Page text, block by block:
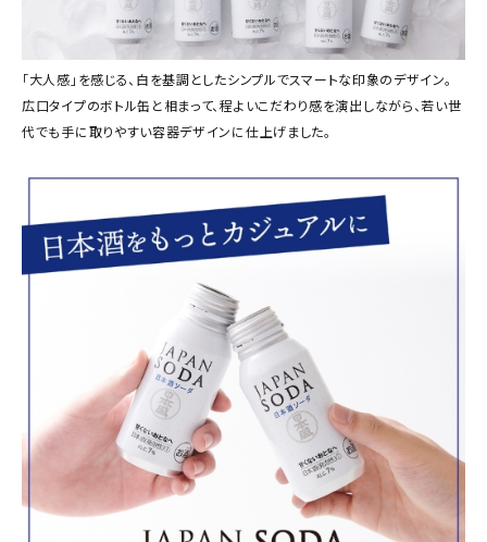
「大人感」を感じる、白を基調としたシンプルでスマートな印象のデザイン。
広口タイプのボトル缶と相まって、程よいこだわり感を演出しながら、若い世
代でも手に取りやすい容器デザインに仕上げました。